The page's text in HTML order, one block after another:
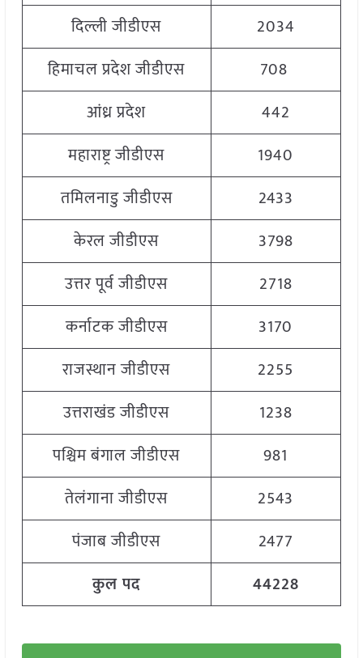
दिल्ली जीडीएस
2034
हिमाचल प्रदेश जीडीएस
708
आंध्र प्रदेश
442
महाराष्ट्र जीडीएस
1940
तमिलनाडु जीडीएस
2433
केरल जीडीएस
3798
उत्तर पूर्व जीडीएस
2718
कर्नाटक जीडीएस
3170
राजस्थान जीडीएस
2255
उत्तराखंड जीडीएस
1238
पश्चिम बंगाल जीडीएस
981
तेलंगाना जीडीएस
2543
पंजाब जीडीएस
2477
कुल पद
44228